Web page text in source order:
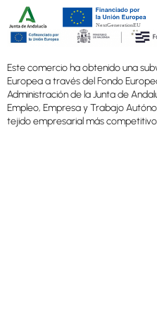
Este comercio ha obtenido una
Europea a través del Fondo
Administración de la Junta de
Empleo, Empresa y Trabajo
tejido empresarial más